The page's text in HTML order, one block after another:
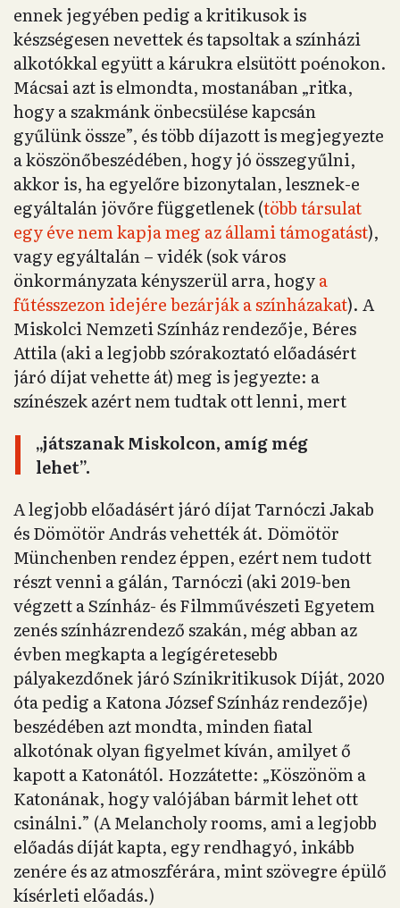
ennek jegyében pedig a kritikusok is
készségesen nevettek és tapsoltak a színházi
alkotókkal együtt a kárukra elsütött poénokon.
Mácsai azt is elmondta, mostanában „ritka,
hogy a szakmánk önbecsülése kapcsán
gyűlünk össze”, és több díjazott is megjegyezte
a köszönőbeszédében, hogy jó összegyűlni,
akkor is, ha egyelőre bizonytalan, lesznek-e
egyáltalán jövőre függetlenek (több társulat
egy éve nem kapja meg az állami támogatást),
vagy egyáltalán – vidék (sok város
önkormányzata kényszerül arra, hogya
fűtésszezon idejére bezárják a színházakat). A
Miskolci Nemzeti Színház rendezője, Béres
Attila (aki a legjobb szórakoztató előadásért
járó díjat vehette át) meg is jegyezte: a
színészek azért nem tudtak ott lenni, mert
„játszanak Miskolcon, amíg még
lehet”.
A legjobb előadásért járó díjat Tarnóczi Jakab
és Dömötör András vehették át. Dömötör
Münchenben rendez éppen, ezért nem tudott
részt venni a gálán, Tarnóczi (aki 2019-ben
végzett a Színház- és Filmművészeti Egyetem
zenés színházrendező szakán, még abban az
évben megkapta a legígéretesebb
pályakezdőnek járó Színikritikusok Díját, 2020
óta pedig a Katona József Színház rendezője)
beszédében azt mondta, minden fiatal
alkotónak olyan figyelmet kíván, amilyet ő
kapott a Katonától. Hozzátette: „Köszönöm a
Katonának, hogy valójában bármit lehet ott
csinálni.” (A Melancholy rooms, ami a legjobb
előadás díját kapta, egy rendhagyó, inkább
zenére és az atmoszférára, mint szövegre épülő
kísérleti előadás.)